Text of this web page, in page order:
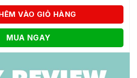
VÀO GIỎ HÀNG
MUA NGAY